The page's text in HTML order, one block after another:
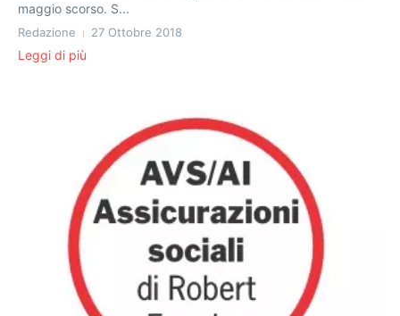
maggio scorso. S...
Redazione 27 Ottobre 2018
Leggi di più